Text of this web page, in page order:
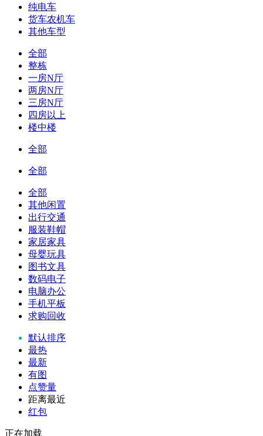
纯电车
货车农机车
其他车型
全部
整栋
一房N厅
两房N厅
三房N厅
四房以上
楼中楼
全部
全部
全部
其他闲置
出行交通
服装鞋帽
家居家具
母婴玩具
图书文具
数码电子
电脑办公
手机平板
求购回收
默认排序
最热
最新
有图
点赞量
距离最近
红包
正在加载